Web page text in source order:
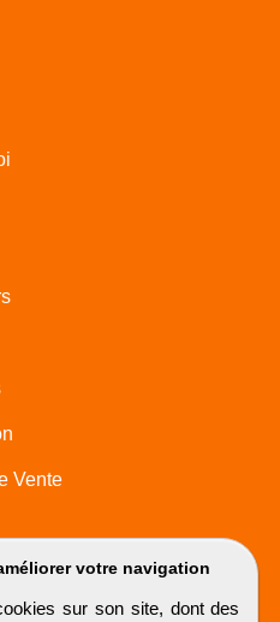
votre navigation
sur son site, dont des
Vente